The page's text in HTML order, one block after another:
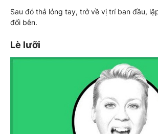
Sau đó thả lỏng tay, trở về vị trí ban đầu,
đổi bên.
Lè lưỡi